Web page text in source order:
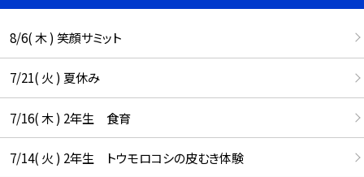
8/6( 木 ) 笑顔サミット
7/21( 火 ) 夏休み
7/16( 木 ) 2年生 食育
7/14( 火 ) 2年生 トウモロコシの皮むき体験